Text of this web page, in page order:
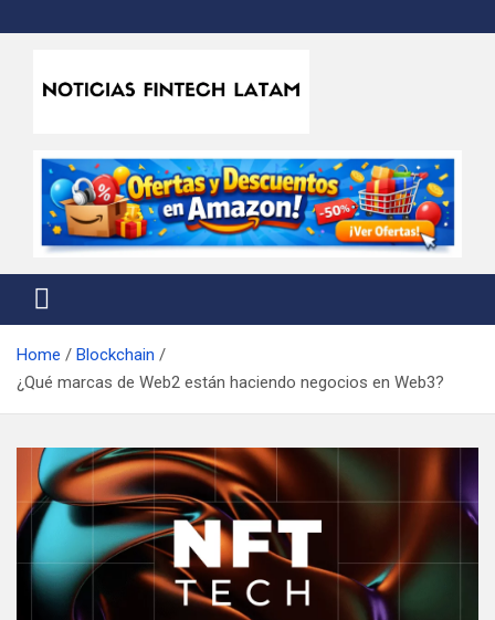
to
Noticias Fintech Latam
Home
Blockchain
¿Qué marcas de Web2 están haciendo negocios en Web3?